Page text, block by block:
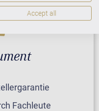
Fachleute
Accept all